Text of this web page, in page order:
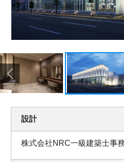
設計
株式会社NRC一級建築士事